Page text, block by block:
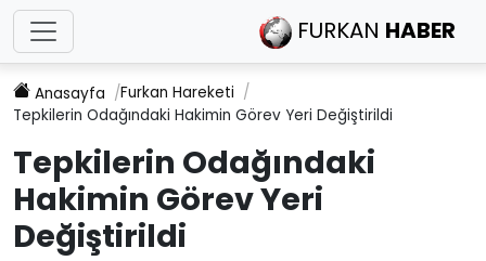
FURKAN HABER
Anasayfa
Furkan Hareketi
Tepkilerin Odağındaki Hakimin Görev Yeri Değiştirildi
Tepkilerin Odağındaki
Hakimin Görev Yeri
Değiştirildi